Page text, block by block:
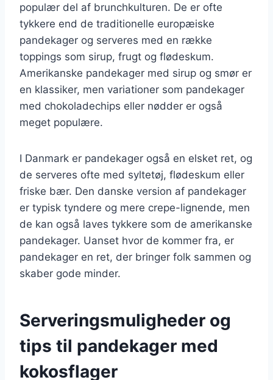
populær del af brunchkulturen. De er ofte
tykkere end de traditionelle europæiske
pandekager og serveres med en række
toppings som sirup, frugt og flødeskum.
Amerikanske pandekager med sirup og smør er
en klassiker, men variationer som pandekager
med chokoladechips eller nødder er også
meget populære.
I Danmark er pandekager også en elsket ret, og
de serveres ofte med syltetøj, flødeskum eller
friske bær. Den danske version af pandekager
er typisk tyndere og mere crepe-lignende, men
de kan også laves tykkere som de amerikanske
pandekager. Uanset hvor de kommer fra, er
pandekager en ret, der bringer folk sammen og
skaber gode minder.
Serveringsmuligheder og
tips til pandekager med
kokosflager